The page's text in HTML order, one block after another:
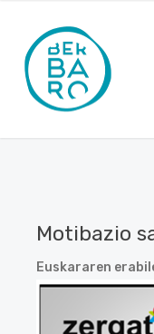
Motibazio
Euskararen